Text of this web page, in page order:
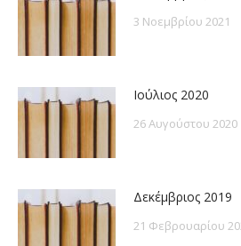
3 Νοεμβρίου 2021
Ιούλιος 2020
26 Αυγούστου 2020
Δεκέμβριος 2019
21 Φεβρουαρίου